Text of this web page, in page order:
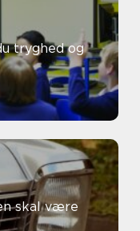
skal være